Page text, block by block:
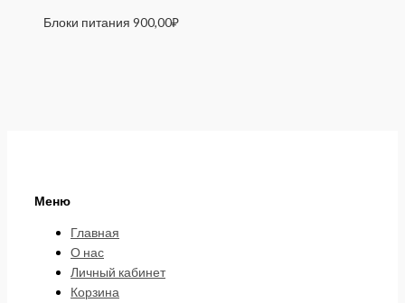
Блоки питания 900,00₽
Меню
Главная
О нас
Личный кабинет
Корзина